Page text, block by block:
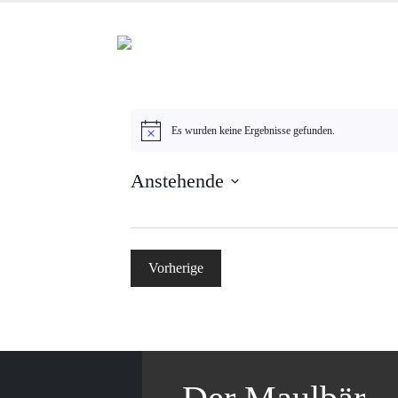
HinweisEs wurden keine Ergebnisse gefunden.
Anstehende
wählen.
Vorherige
Veranstaltungen